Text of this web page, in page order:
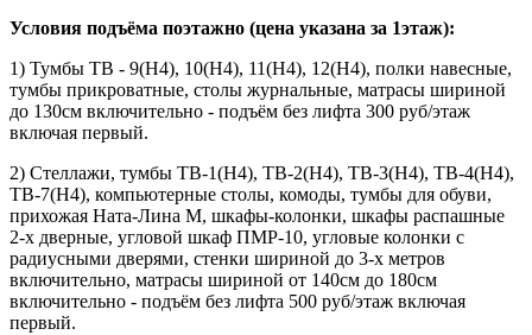
Условия подъёма поэтажно (цена указана за 1этаж):
1) Тумбы ТВ - 9(Н4), 10(Н4), 11(Н4), 12(Н4), полки навесные,
тумбы прикроватные, столы журнальные, матрасы шириной
до 130см включительно - подъём без лифта 300 руб/этаж
включая первый.
2) Стеллажи, тумбы ТВ-1(Н4), ТВ-2(Н4), ТВ-3(Н4), ТВ-4(Н4),
ТВ-7(Н4), компьютерные столы, комоды, тумбы для обуви,
прихожая Ната-Лина М, шкафы-колонки, шкафы распашные
2-х дверные, угловой шкаф ПМР-10, угловые колонки с
радиусными дверями, стенки шириной до 3-х метров
включительно, матрасы шириной от 140см до 180см
включительно - подъём без лифта 500 руб/этаж включая
первый.